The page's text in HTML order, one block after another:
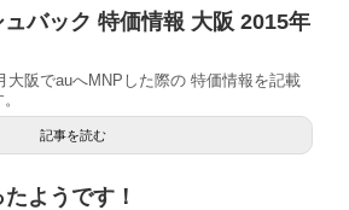
バック 特価情報 大阪 2015年
大阪でauへMNPした際の 特価情報を記載
記事を読む
ようです！